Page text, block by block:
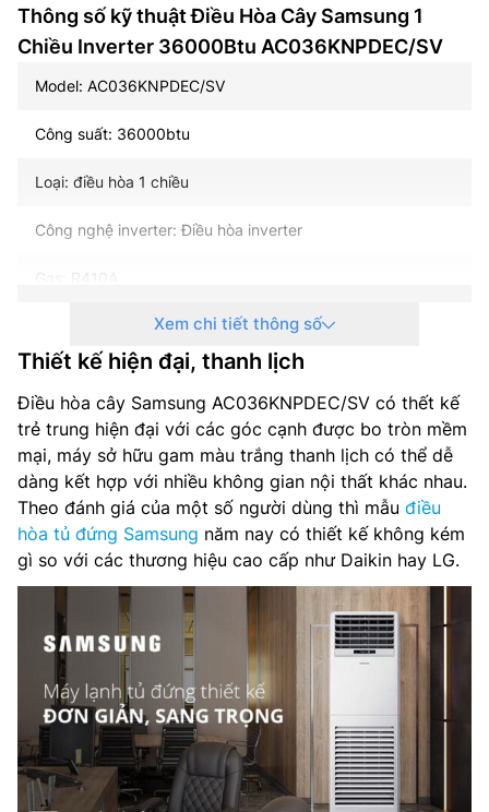
Thông số kỹ thuật Điều Hòa Cây Samsung 1
Chiều Inverter 36000Btu AC036KNPDEC/SV
Model: AC036KNPDEC/SV
Công suất: 36000btu
Loại: điều hòa 1 chiều
Công nghệ inverter: Điều hòa inverter
Gas: R410A
Sử dụng nguồn điện: 1 pha, 220-240V, 50Hz
Phù hợp lắp đặt cho diện tích: < 30m2
Kích thước dàn lạnh: 610x1850x400mm
Kích thước dàn nóng: 940x 998x330mm
Đường ống kết nối: Ống lỏng Ø10 / Ống Gas Ø16
Bảo hành: 24 tháng
Thương hiệu: Hàn Quốc / nhập khẩu Trung Quốc
Xem chi tiết thông số
Thiết kế hiện đại, thanh lịch
Điều hòa cây Samsung AC036KNPDEC/SV có thết kế
trẻ trung hiện đại với các góc cạnh được bo tròn mềm
mại, máy sở hữu gam màu trắng thanh lịch có thể dễ
dàng kết hợp với nhiều không gian nội thất khác nhau.
Theo đánh giá của một số người dùng thì mẫu điều
hòa tủ đứng Samsung năm nay có thiết kế không kém
gì so với các thương hiệu cao cấp như Daikin hay LG.